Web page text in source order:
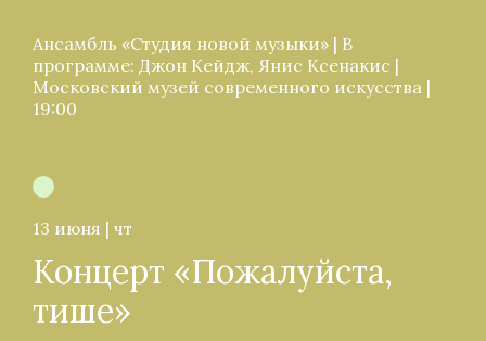
Ансамбль «Студия новой музыки» | В
программе: Джон Кейдж, Янис Ксенакис |
Московский музей современного искусства |
19:00
13 июня | чт
Концерт «Пожалуйста,
тише»